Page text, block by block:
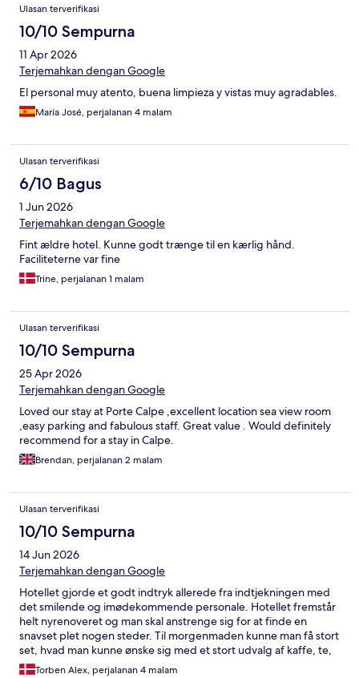
Ulasan terverifikasi
10/10 Sempurna
11 Apr 2026
Terjemahkan dengan Google
El personal muy atento, buena limpieza y vistas muy agradables.
María José, perjalanan 4 malam
Ulasan terverifikasi
6/10 Bagus
1 Jun 2026
Terjemahkan dengan Google
Fint ældre hotel. Kunne godt trænge til en kærlig hånd.
Faciliteterne var fine
Trine, perjalanan 1 malam
Ulasan terverifikasi
10/10 Sempurna
25 Apr 2026
Terjemahkan dengan Google
Loved our stay at Porte Calpe ,excellent location sea view room
,easy parking and fabulous staff. Great value . Would definitely
recommend for a stay in Calpe.
Brendan, perjalanan 2 malam
Ulasan terverifikasi
10/10 Sempurna
14 Jun 2026
Terjemahkan dengan Google
Hotellet gjorde et godt indtryk allerede fra indtjekningen med
det smilende og imødekommende personale. Hotellet fremstår
helt nyrenoveret og man skal anstrenge sig for at finde en
snavset plet nogen steder. Til morgenmaden kunne man få stort
set, hvad man kunne ønske sig med et stort udvalg af kaffe, te,
brød og kager, pålæg og varme retter. Kan varmt anbefales.
Torben Alex, perjalanan 4 malam